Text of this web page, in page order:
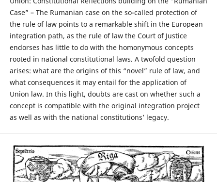
Case” – The Rumanian case on the so-called protection of
the rule of law points to a remarkable shift in the European
integration path, as the rule of law the Court of Justice
endorses has little to do with the homonymous concepts
rooted in national constitutional laws. A twofold question
arises: what are the origins of this “novel” rule of law, and
what consequences it may entail for the application of
Union law. In this light, doubts are cast on whether such a
concept is compatible with the original integration project
as well as with the national constitutions’ legacy.